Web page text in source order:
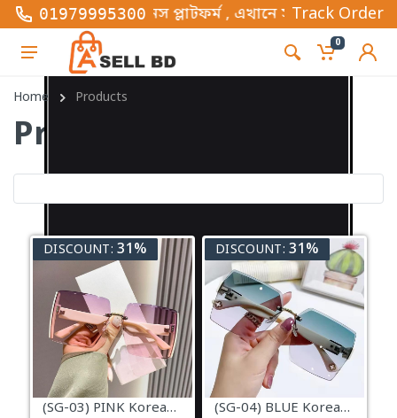
01979995300
বিজনেস প্লাটফর্ম , এখানে সব ধরনের ফ্যাশন এবং
Track Order
0
Home Products
Products
DISCOUNT: 31%
(SG-03) PINK Korean Style Classic Big Square Shades Sunglasses for Women
DISCOUNT: 31%
(SG-04) BLUE Korean Style Classic Big Square Shades Sunglasses for Women